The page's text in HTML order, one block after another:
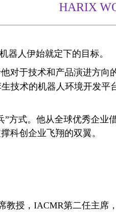
HARIX
器人伊始就定下的目标。
对于技术和产品演进方
技术的机器人环境开发平
方式。他从全球优秀企业
科创企业飞翔的双翼。
教授，IACMR第二任主席